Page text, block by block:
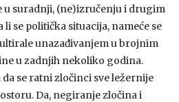
u suradnji, (ne)izručenju i drugim
li se politička situacija, nameće se
unazađivanjem u brojnim
u zadnjih nekoliko godina.
se ratni zločinci sve ležernije
Da, negiranje zločina i